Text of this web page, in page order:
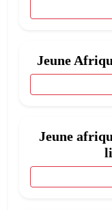
Jeune
Jeune